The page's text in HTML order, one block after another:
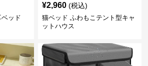
ッド
¥2,960 (税込)
猫ベッド ふわもこテント型キャ
ットハウス